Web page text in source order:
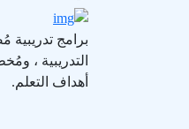
برامج تدريبية
التدريبية ،
أهداف التعلم.